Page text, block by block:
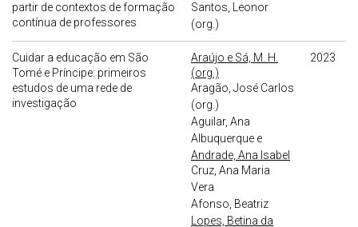
partir de contextos de formação
contínua de professores
Santos, Leonor
(org.)
Cuidar a educação em São
Tomé e Príncipe: primeiros
estudos de uma rede de
investigação
Araújo e Sá, M. H.
(org.)
Aragão, José Carlos
(org.)
Aguilar, Ana
Albuquerque e
Andrade, Ana Isabel
Cruz, Ana Maria
Vera
Afonso, Beatriz
Lopes, Betina da
2023